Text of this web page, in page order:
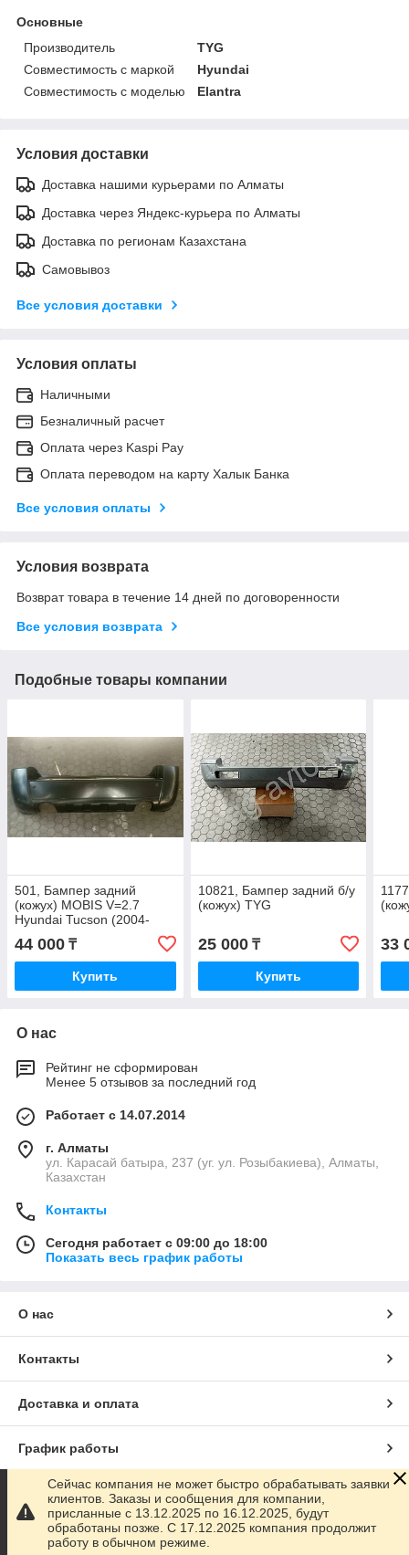
Основные
Производитель
TYG
Совместимость с маркой
Hyundai
Совместимость с моделью
Elantra
Условия доставки
Доставка нашими курьерами по Алматы
Доставка через Яндекс-курьера по Алматы
Доставка по регионам Казахстана
Самовывоз
Все условия доставки
Условия оплаты
Наличными
Безналичный расчет
Оплата через Kaspi Pay
Оплата переводом на карту Халык Банка
Все условия оплаты
Условия возврата
Возврат товара в течение 14 дней по договоренности
Все условия возврата
Подобные товары компании
501, Бампер задний
(кожух) MOBIS V=2.7
Hyundai Tucson (2004-
2009) 86610-2E040
44 000 ₸
Купить
10821, Бампер задний б/у
(кожух) TYG
25 000₸
Купить
33
О нас
Рейтинг не сформирован
Менее 5 отзывов за последний год
Работает с 14.07.2014
г. Алматы
ул. Карасай батыра, 237 (уг. ул. Розыбакиева), Алматы,
Казахстан
Контакты
Сегодня работает с 09:00 до 18:00
Показать весь график работы
О нас
Контакты
Доставка и оплата
График работы
Полная версия сайта
Сайт создан на маркетплейсе
Сейчас компания не может быстро обрабатывать заявки
клиентов. Заказы и сообщения для компании,
присланные с 13.12.2025 по 16.12.2025, будут
обработаны позже. С 17.12.2025 компания продолжит
работу в обычном режиме.